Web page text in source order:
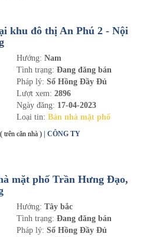
khu đô thị An Phú 2 - Nội
Hướng: Nam
Tình trạng: Đang đăng bán
Pháp lý: Sổ Hồng Đầy Đủ
Lượt xem: 2896
Ngày đăng: 17-04-2023
Loại tin: Bán nhà mặt phố
( trên căn nhà ) | CÔNG TY
mặt phố Trần Hưng Đạo,
Hướng: Tây bắc
Tình trạng: Đang đăng bán
Pháp lý: Sổ Hồng Đầy Đủ